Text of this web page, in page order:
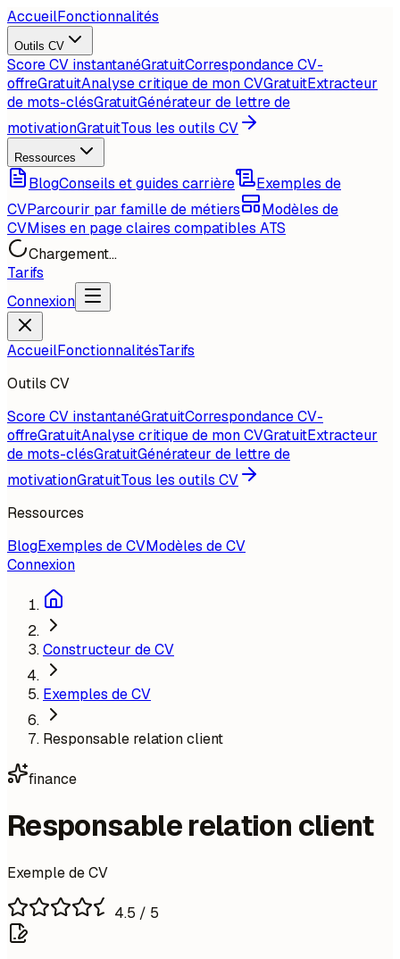
AccueilFonctionnalités
Outils CV
Score CV instantanéGratuitCorrespondance CV-
offreGratuitAnalyse critique de mon CVGratuitExtracteur
de mots-clésGratuitGénérateur de lettre de
motivationGratuitTous les outils CV
Ressources
BlogConseils et guides carrière
Exemples de
CVParcourir par famille de métiers
Modèles de
CVMises en page claires compatibles ATS
Chargement...
Tarifs
Connexion
AccueilFonctionnalitésTarifs
Outils CV
Score CV instantanéGratuitCorrespondance CV-
offreGratuitAnalyse critique de mon CVGratuitExtracteur
de mots-clésGratuitGénérateur de lettre de
motivationGratuitTous les outils CV
Ressources
BlogExemples de CVModèles de CV
Connexion
Constructeur de CV
Exemples de CV
Responsable relation client
finance
Responsable relation client
Exemple de CV
4.5 / 5